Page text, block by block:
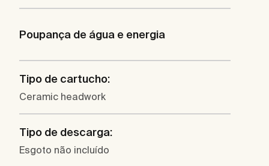
Poupança de água e energia
Tipo de cartucho:
Ceramic headwork
Tipo de descarga:
Esgoto não incluído